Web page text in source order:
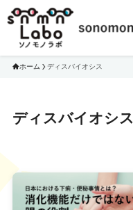
ホーム ディスバイオシス
ディスバイオシス